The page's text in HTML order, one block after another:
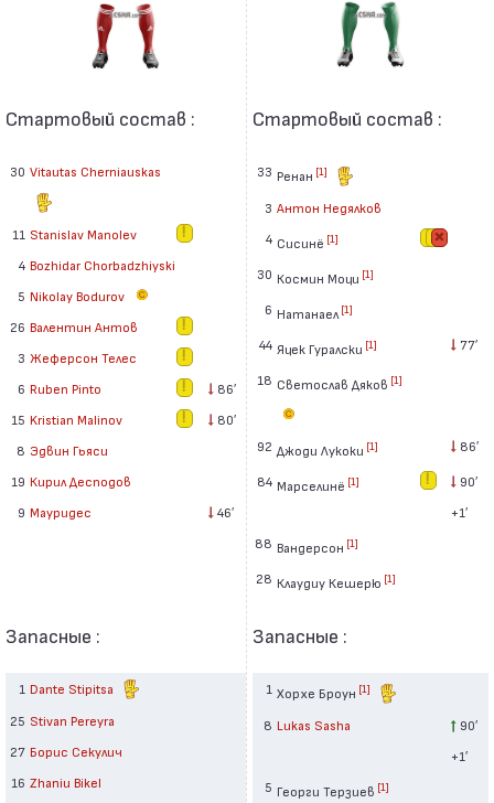
Стартовый состав :
30 Vitautas Cherniauskas
11 Stanislav Manolev
4 Bozhidar Chorbadzhiyski
5 Nikolay Bodurov
26 Валентин Антов
3 Жеферсон Телес
6 Ruben Pinto
86′
15 Kristian Malinov
80′
8 Эдвин Гьяси
19 Кирил Десподов
9 Мауридес 46′
Запасные :
1 Dante Stipitsa
25 Stivan Pereyra
27 Борис Секулич
16 Zhaniu Bikel
Стартовый состав :
33 Ренан [1]
3 Антон Недялков
4 Сисинё [1]
30 Космин Моци [1]
6 Натанаел [1]
44 Яцек Гуралски [1] 77′
18 Светослав Дяков [1]
92 Джоди Лукоки [1] 86′
84 Марселинё [1]
90′
+1′
88 Вандерсон [1]
28 Клаудиу Кешерю [1]
Запасные :
1 Хорхе Броун [1]
8 Lukas Sasha
90′
+1′
5 Георги Терзиев [1]